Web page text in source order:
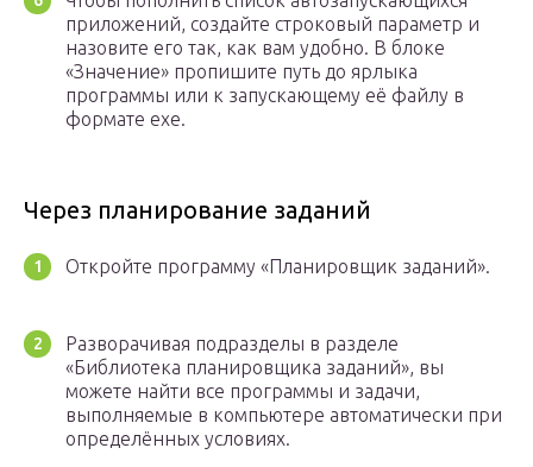
приложений, создайте строковый параметр и
назовите его так, как вам удобно. В блоке
«Значение» пропишите путь до ярлыка
программы или к запускающему её файлу в
формате exe.
Через планирование заданий
Откройте программу «Планировщик заданий».
Разворачивая подразделы в разделе
«Библиотека планировщика заданий», вы
можете найти все программы и задачи,
выполняемые в компьютере автоматически при
определённых условиях.